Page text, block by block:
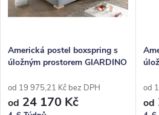
Americká postel boxspring s
úložným prostorem GIARDINO
od 19 975,21 Kč bez DPH
od 24 170 Kč
od
od